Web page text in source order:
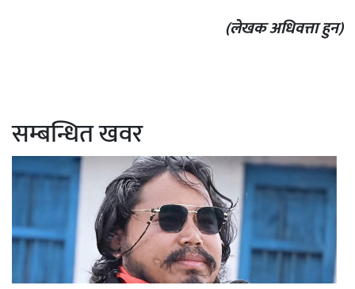
(लेखक अधिवत्ता हुन)
सम्बन्धित खवर